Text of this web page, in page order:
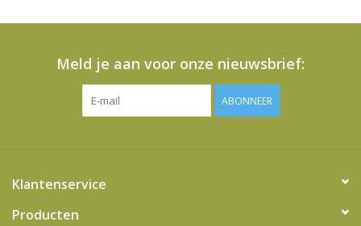
Meld je aan voor onze nieuwsbrief:
ABONNEER
Klantenservice
Producten